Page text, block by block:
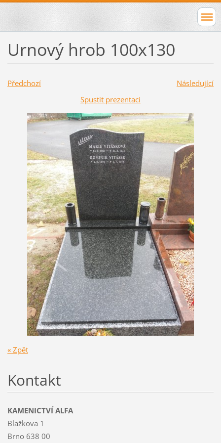
Urnový hrob 100x130
Předchozí
Následující
Spustit prezentaci
« Zpět
Kontakt
KAMENICTVÍ ALFA
Blažkova 1
Brno 638 00